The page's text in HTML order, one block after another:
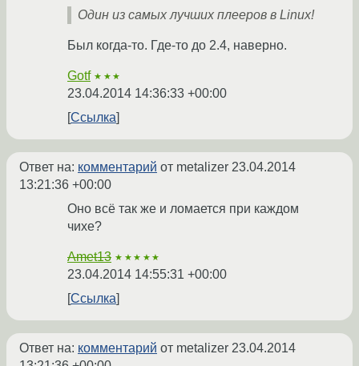
Один из самых лучших плееров в Linux!
Был когда-то. Где-то до 2.4, наверно.
Gotf ★★★
23.04.2014 14:36:33 +00:00
Ссылка
Ответ на: комментарий от metalizer 23.04.2014
13:21:36 +00:00
Оно всё так же и ломается при каждом
чихе?
Amet13 ★★★★★
23.04.2014 14:55:31 +00:00
Ссылка
Ответ на: комментарий от metalizer 23.04.2014